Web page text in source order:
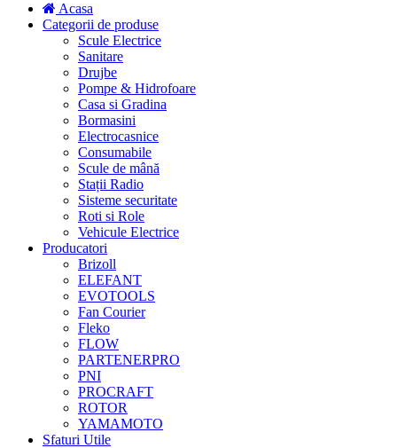
Acasa
Categorii de produse
Scule Electrice
Sanitare
Drujbe
Pompe & Hidrofoare
Casa si Gradina
Bormasini
Electrocasnice
Consumabile
Scule de mână
Stații Radio
Sisteme securitate
Roti si Role
Vehicule Electrice
Producatori
Brizoll
ELEFANT
EVOTOOLS
Fan Courier
Fleko
FLOW
PARTENERPRO
PNI
PROCRAFT
ROTOR
YAMAMOTO
Sfaturi Utile